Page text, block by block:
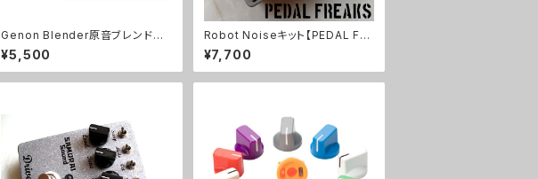
Genon Blender原音ブレンドキ
ット【BASIC KIT】
¥5,500
Robot Noiseキット【PEDAL FR
EAKS】
¥7,700